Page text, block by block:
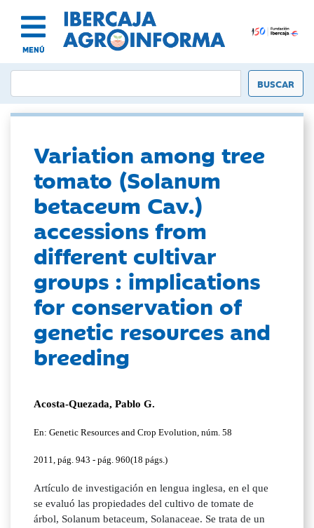
MENÚ
Variation among tree
tomato (Solanum
betaceum Cav.)
accessions from
different cultivar
groups : implications
for conservation of
genetic resources and
breeding
Acosta-Quezada, Pablo G.
En: Genetic Resources and Crop Evolution, núm. 58
2011, pág. 943 - pág. 960(18 págs.)
Artículo de investigación en lengua inglesa, en el que
se evaluó las propiedades del cultivo de tomate de
árbol, Solanum betaceum, Solanaceae. Se trata de un